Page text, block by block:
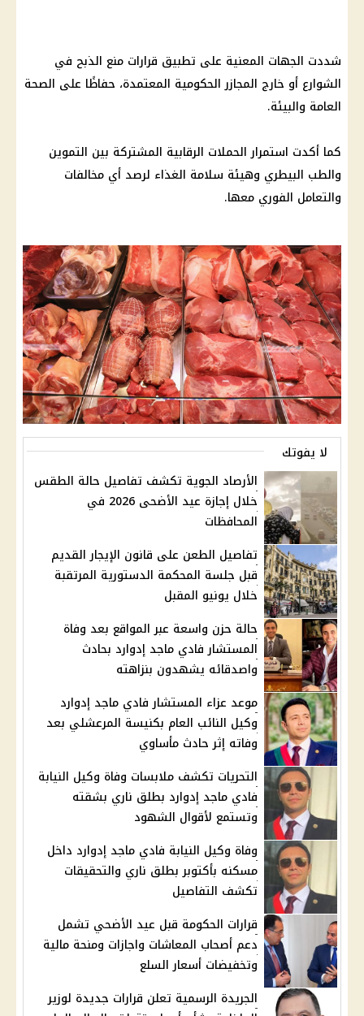
شددت الجهات المعنية على تطبيق قرارات منع الذبح في
الشوارع أو خارج المجازر الحكومية المعتمدة، حفاظًا على الصحة
العامة والبيئة.
كما أكدت استمرار الحملات الرقابية المشتركة بين التموين
والطب البيطري وهيئة سلامة الغذاء لرصد أي مخالفات
والتعامل الفوري معها.
لا يفوتك
الأرصاد الجوية تكشف تفاصيل حالة الطقس
خلال إجازة عيد الأضحى 2026 في
المحافظات
تفاصيل الطعن على قانون الإيجار القديم
قبل جلسة المحكمة الدستورية المرتقبة
خلال يونيو المقبل
حالة حزن واسعة عبر المواقع بعد وفاة
المستشار فادي ماجد إدوارد بحادث
واصدقائه يشهدون بنزاهته
موعد عزاء المستشار فادي ماجد إدوارد
وكيل النائب العام بكنيسة المرعشلي بعد
وفاته إثر حادث مأساوي
التحريات تكشف ملابسات وفاة وكيل النيابة
فادي ماجد إدوارد بطلق ناري بشقته
وتستمع لأقوال الشهود
وفاة وكيل النيابة فادي ماجد إدوارد داخل
مسكنه بأكتوبر بطلق ناري والتحقيقات
تكشف التفاصيل
قرارات الحكومة قبل عيد الأضحي تشمل
دعم أصحاب المعاشات واجازات ومنحة مالية
وتخفيضات أسعار السلع
الجريدة الرسمية تعلن قرارات جديدة لوزير